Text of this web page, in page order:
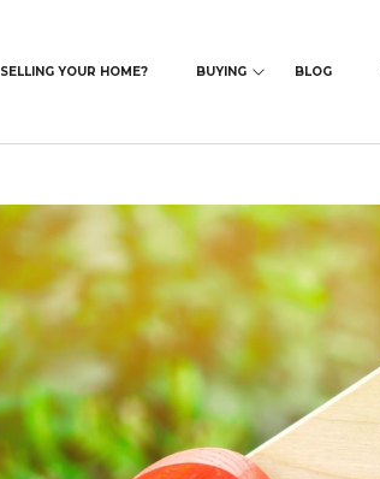
SELLING YOUR HOME? BUYING BLOG